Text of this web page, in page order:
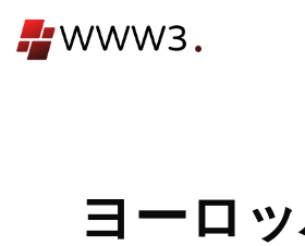
ン
ヨーロ